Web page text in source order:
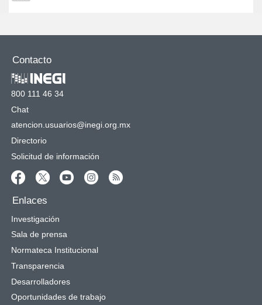
Contacto
800 111 46 34
Chat
atencion.usuarios@inegi.org.mx
Directorio
Solicitud de información
Enlaces
Investigación
Sala de prensa
Normateca Institucional
Transparencia
Desarrolladores
Oportunidades de trabajo